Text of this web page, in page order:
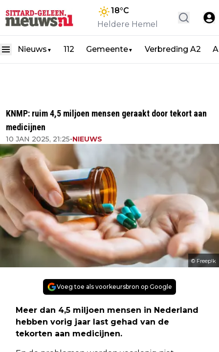
18°C
Heldere Hemel
Nieuws ▼ 112 Gemeente▼ Verbreding A2
KNMP: ruim 4,5 miljoen mensen geraakt door tekort aan
medicijnen
10 JAN 2025, 21:25•NIEUWS
© Freep!k
Voeg toe als voorkeursbron op Google
Meer dan 4,5 miljoen mensen in Nederland
hebben vorig jaar last gehad van de
tekorten aan medicijnen.